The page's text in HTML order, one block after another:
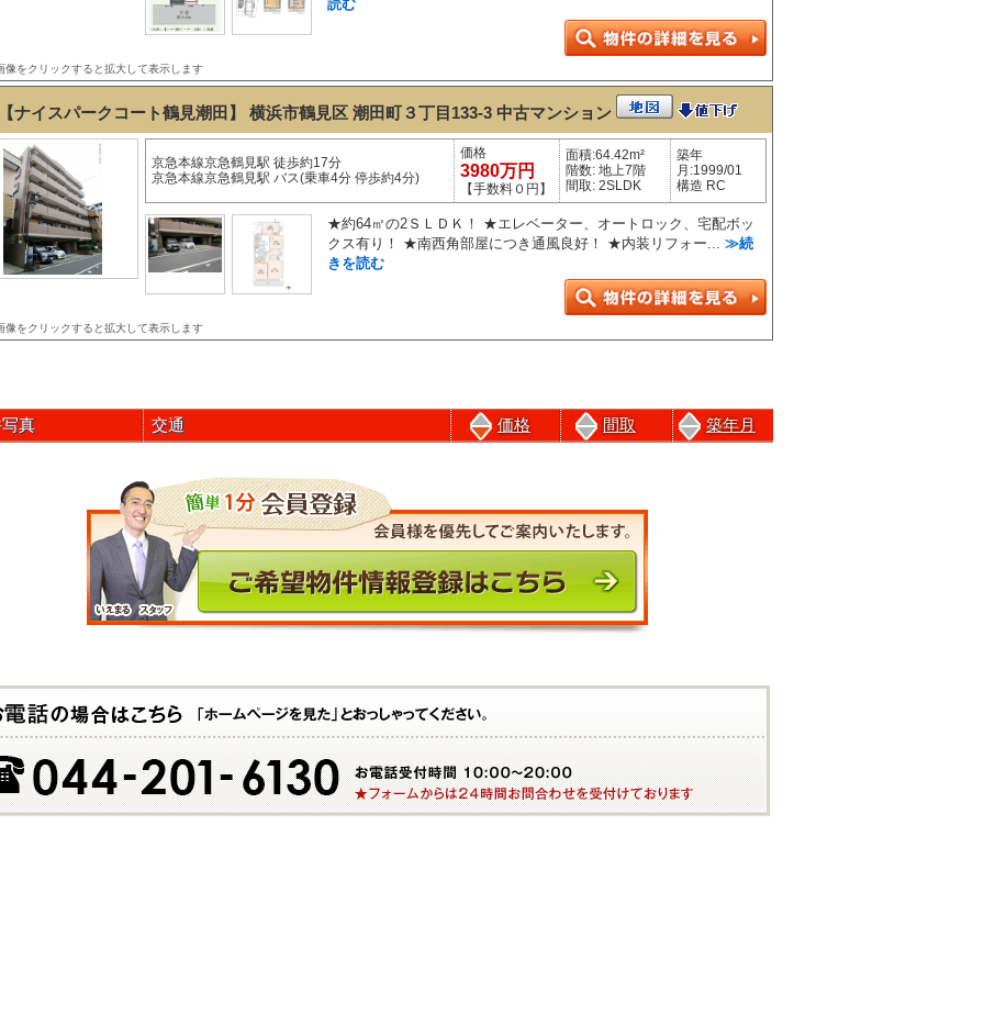
読む
をクリックすると拡大して表示します
ナイスパークコート鶴見潮田】 横浜市鶴見区 潮田町３丁目133-3 中古マンション
京急本線京急鶴見駅 徒歩約17分
京急本線京急鶴見駅 バス(乗車4分 停歩約4分)
価格
3980万円
【手数料０円】
面積:64.42m²
階数: 地上7階
間取: 2SLDK
築年
月:1999/01
構造 RC
★約64㎡の2ＳＬＤＫ！ ★エレベーター、オートロック、宅配ボッ
クス有り！ ★南西角部屋につき通風良好！ ★内装リフォー... ≫続
きを読む
をクリックすると拡大して表示します
真 交通 価格 間取 築年月
前のページにもどる